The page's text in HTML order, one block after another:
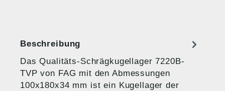
Beschreibung
Das Qualitäts-Schrägkugellager 7220B-
TVP von FAG mit den Abmessungen
100x180x34 mm ist ein Kugellager der